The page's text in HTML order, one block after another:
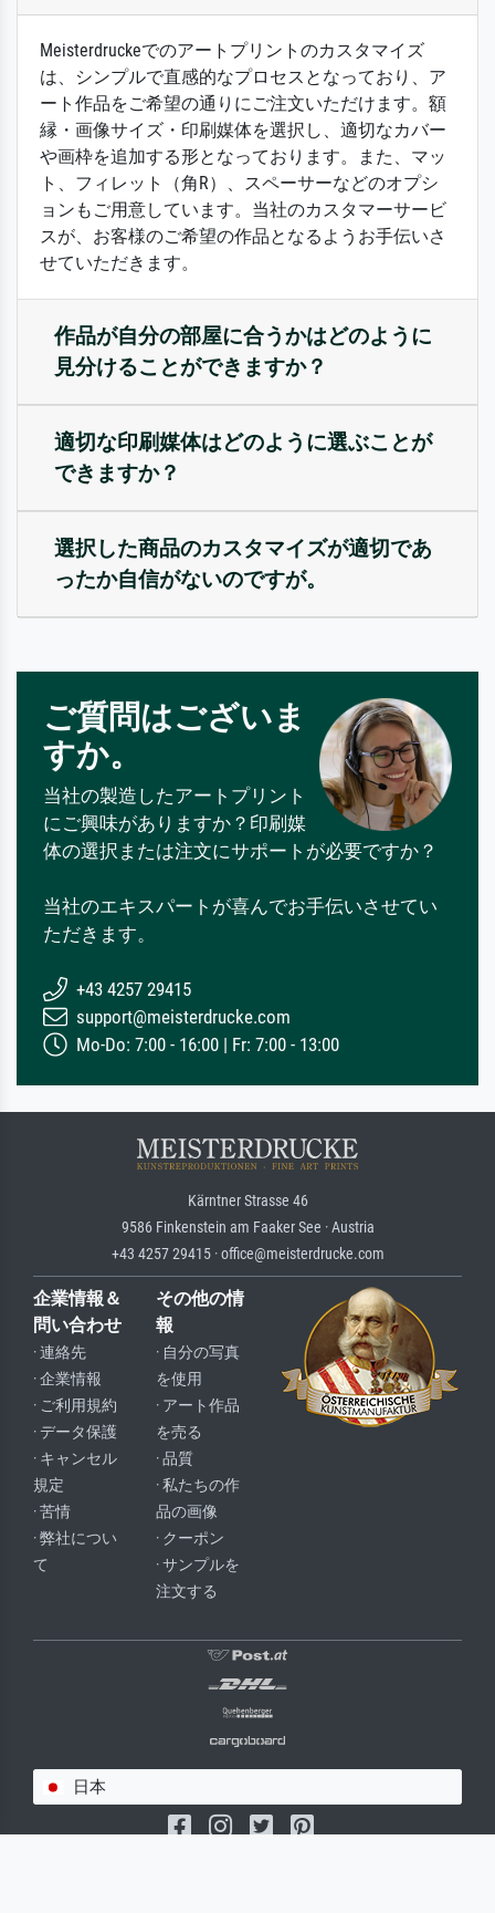
Meisterdruckeでのアートプリントのカスタマイズ
は、シンプルで直感的なプロセスとなっており、ア
ート作品をご希望の通りにご注文いただけます。額
縁・画像サイズ・印刷媒体を選択し、適切なカバー
や画枠を追加する形となっております。また、マッ
ト、フィレット（角R）、スペーサーなどのオプシ
ョンもご用意しています。当社のカスタマーサービ
スが、お客様のご希望の作品となるようお手伝いさ
せていただきます。
作品が自分の部屋に合うかはどのように
見分けることができますか？
適切な印刷媒体はどのように選ぶことが
できますか？
選択した商品のカスタマイズが適切であ
ったか自信がないのですが。
ご質問はございま
すか。
当社の製造したアートプリント
にご興味がありますか？印刷媒
体の選択または注文にサポートが必要ですか？
当社のエキスパートが喜んでお手伝いさせてい
ただきます。
+43 4257 29415
support@meisterdrucke.com
Mo-Do: 7:00 - 16:00 | Fr: 7:00 - 13:00
Kärntner Strasse 46
9586 Finkenstein am Faaker See · Austria
+43 4257 29415 · office@meisterdrucke.com
企業情報＆
問い合わせ
· 連絡先
· 企業情報
· ご利用規約
· データ保護
· キャンセル
規定
· 苦情
· 弊社につい
て
その他の情
報
· 自分の写真
を使用
· アート作品
を売る
· 品質
· 私たちの作
品の画像
· クーポン
· サンプルを
注文する
日本